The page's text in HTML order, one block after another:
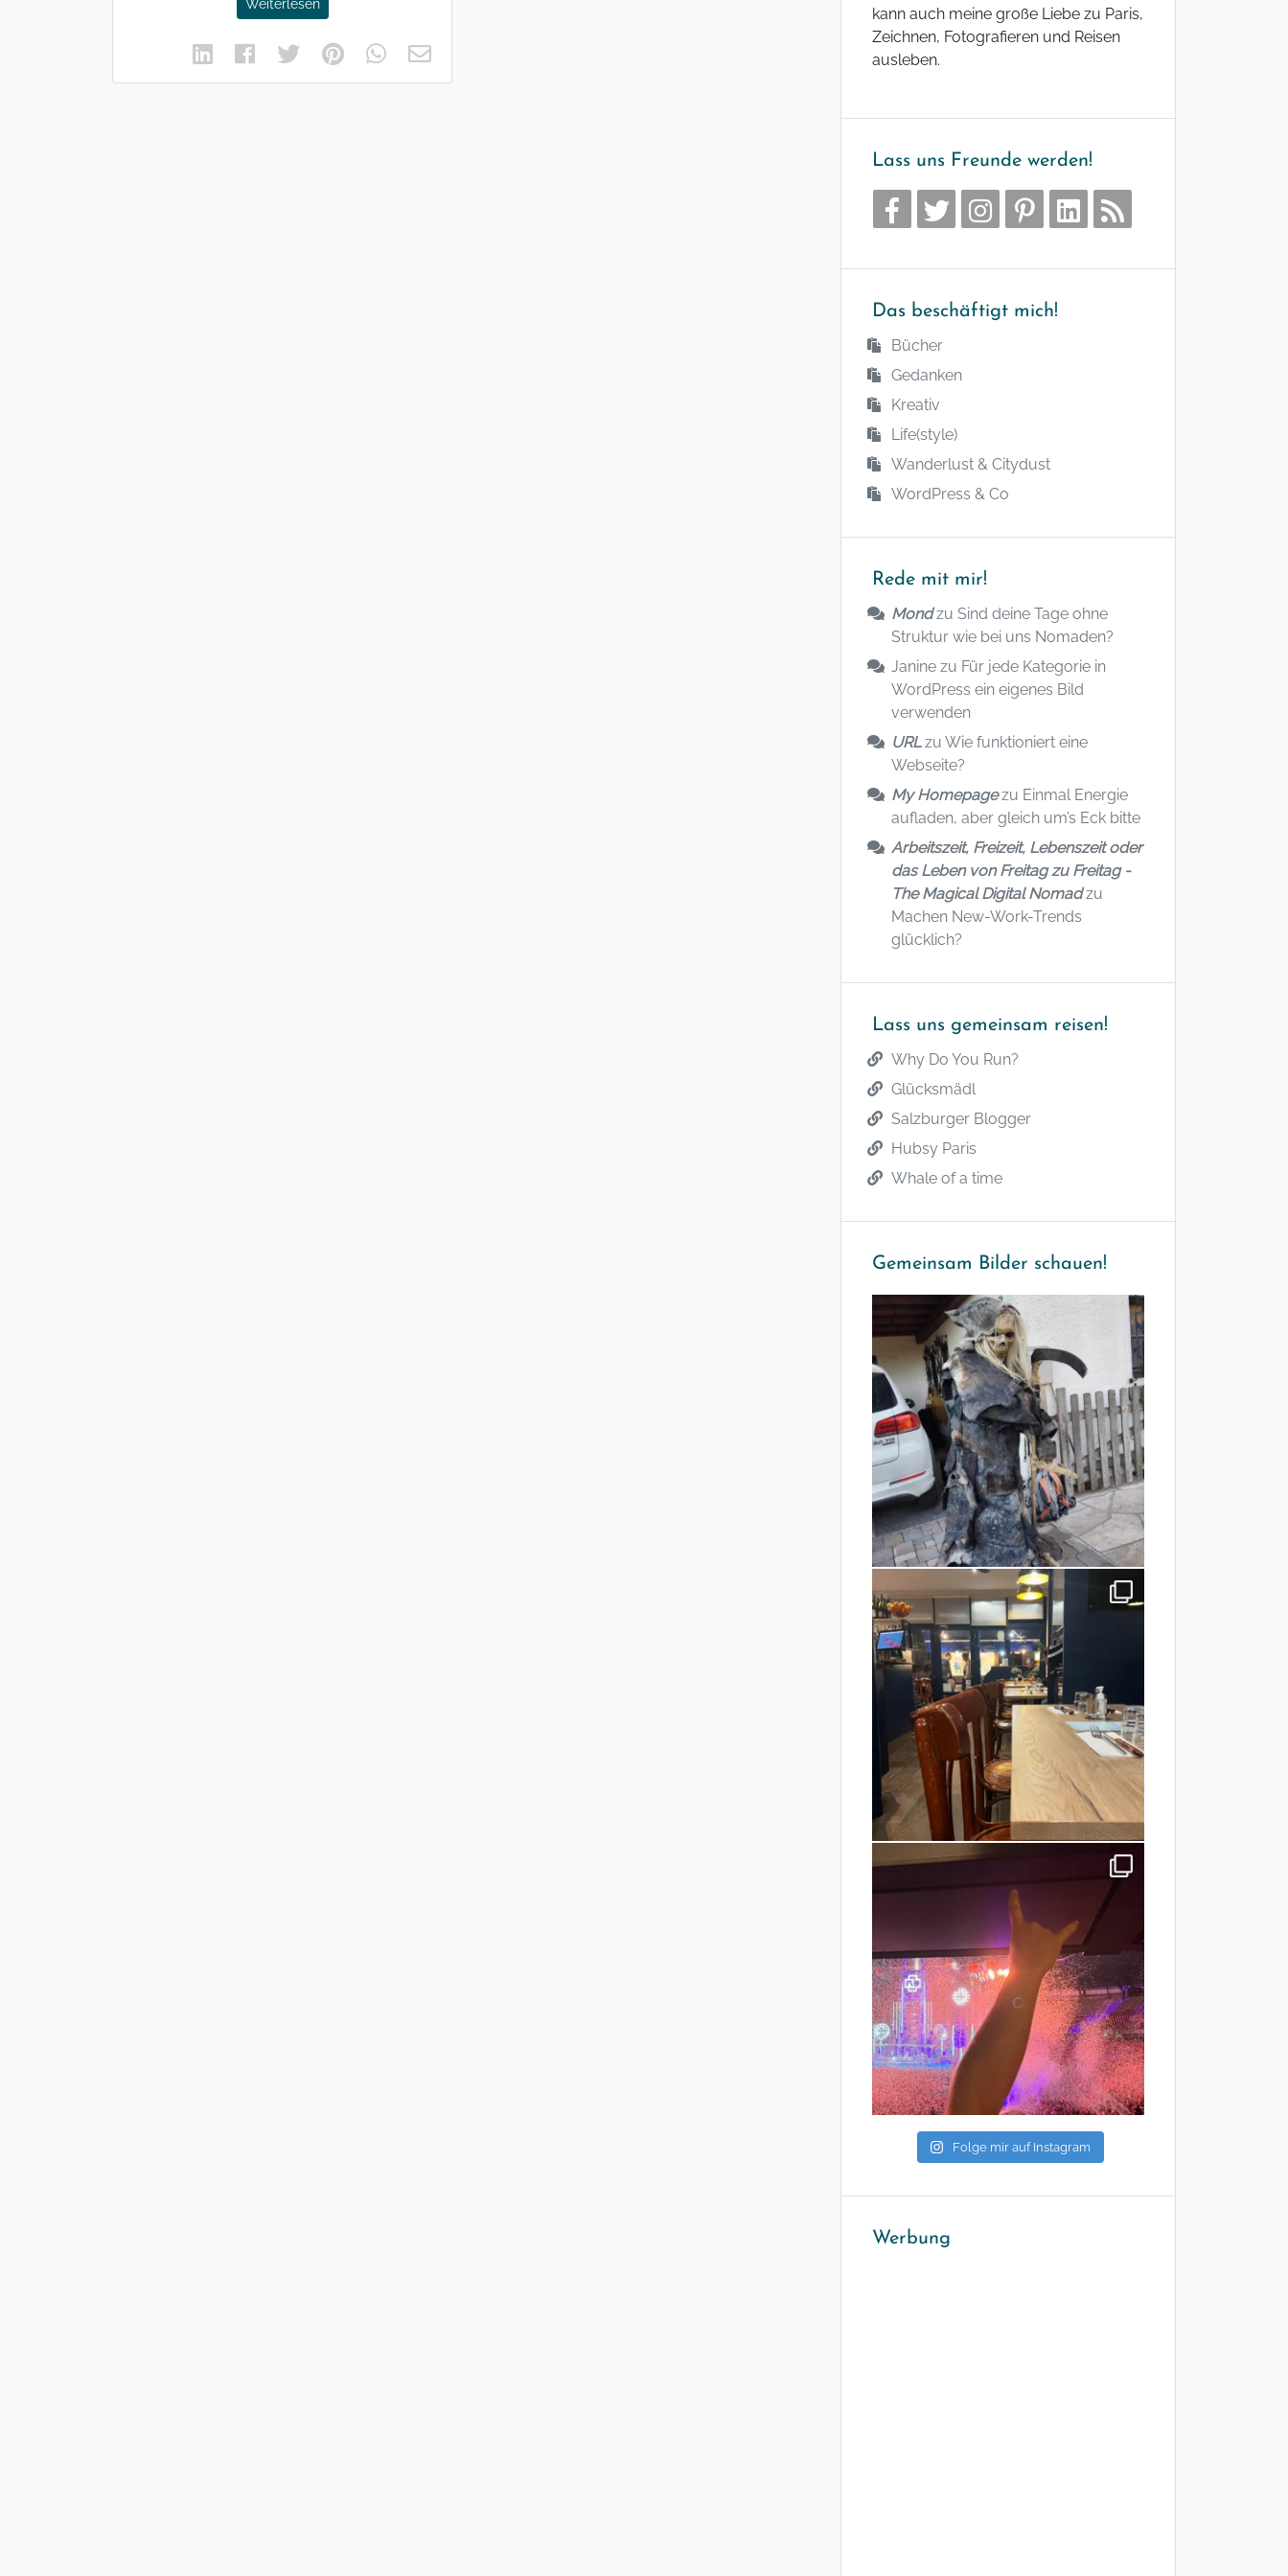
Weiterlesen
kann auch meine große Liebe zu Paris,
Zeichnen, Fotografieren und Reisen
ausleben.
Lass uns Freunde werden!
Das beschäftigt mich!
Bücher
Gedanken
Kreativ
Life(style)
Wanderlust & Citydust
WordPress & Co
Rede mit mir!
Mondzu Sind deine Tage ohne
Struktur wie bei uns Nomaden?
Janine zu Für jede Kategorie in
WordPress ein eigenes Bild
verwenden
URLzu Wie funktioniert eine
Webseite?
My Homepagezu Einmal Energie
aufladen, aber gleich um’s Eck bitte
Arbeitszeit, Freizeit, Lebenszeit oder
das Leben von Freitag zu Freitag -
The Magical Digital Nomadzu
Machen New-Work-Trends
glücklich?
Lass uns gemeinsam reisen!
Why Do You Run?
Glücksmädl
Salzburger Blogger
Hubsy Paris
Whale of a time
Gemeinsam Bilder schauen!
Folge mir auf Instagram
Werbung